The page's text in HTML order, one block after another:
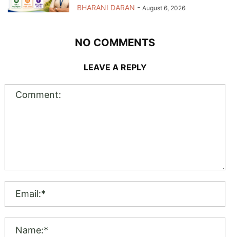
BHARANI DARAN - August 6, 2026
NO COMMENTS
LEAVE A REPLY